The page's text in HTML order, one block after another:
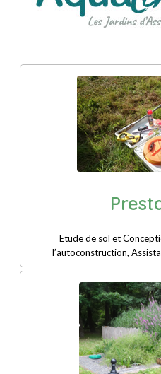
Etude de sol et
l’autoconstruction,